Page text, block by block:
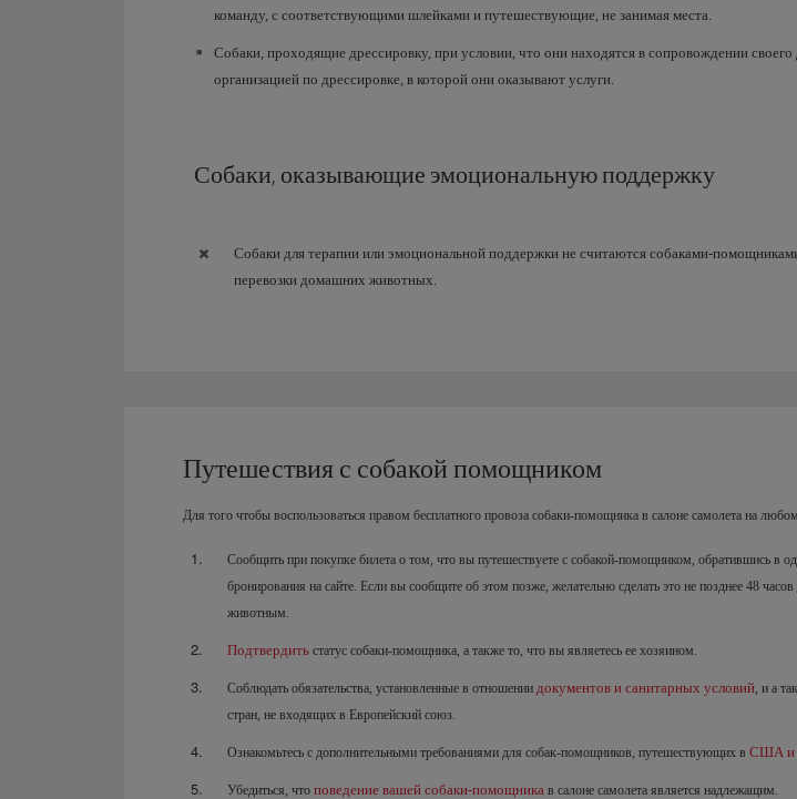
команду, с соответствующими шлейками и путешествующие, не занимая места.
Собаки, проходящие дрессировку, при условии, что они находятся в сопровождении
организацией по дрессировке, в которой они оказывают услуги.
Собаки, оказывающие эмоциональную поддержку
Собаки для терапии или эмоциональной поддержки не считаются собаками-
перевозки домашних животных.
Путешествия с собакой помощником
Для того чтобы воспользоваться правом бесплатного провоза собаки-помощника в салоне самолета на
Сообщить при покупке билета о том, что вы путешествуете с собакой-помощником, обратившись в
бронирования на сайте. Если вы сообщите об этом позже, желательно сделать это не позднее 48
животным.
Подтвердить статус собаки-помощника, а также то, что вы являетесь ее хозяином.
Соблюдать обязательства, установленные в отношении документов и санитарных условий , и а
стран, не входящих в Европейский союз.
Ознакомьтесь с дополнительными требованиями для собак-помощников, путешествующих в США и
Убедиться, что поведение вашей собаки-помощника в салоне самолета является надлежащим.